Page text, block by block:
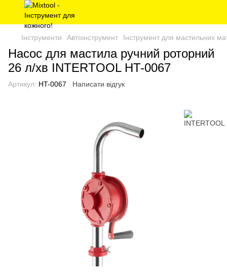
Інструменти Автоінструмент Інструмент для мастильних
Насос для мастила ручний роторний
26 л/хв INTERTOOL HT-0067
Артикул: HT-0067 Написати відгук